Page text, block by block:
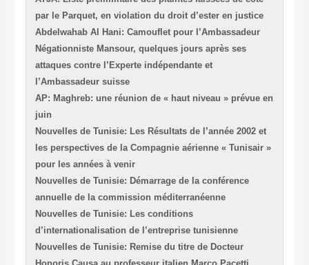
par le Parquet, en
Abdelwahab Al Hani:
Négationniste
attaques contre
AP: Maghreb: une
Nouvelles de Tunisie:
les perspectives de la
Nouvelles de Tunisie:
annuelle de la
d’internationalisation
Nouvelles de Tunisie: